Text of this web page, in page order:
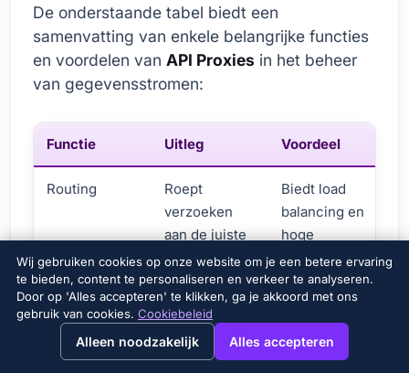
View this page in English?
De onderstaande tabel biedt een
samenvatting van enkele belangrijke functies
en voordelen van API Proxies in het beheer
van gegevensstromen:
Functie Uitleg Voordeel
Routing
Roept
verzoeken
aan de juiste
back-end
servers
Biedt load
balancing en
hoge
beschikbaarheid.
Transformatie
Convert
datatypes
Verhoogt client
compatibiliteit.
Wij gebruiken cookies op onze website om je een betere ervaring
te bieden, content te personaliseren en verkeer te analyseren.
Door op 'Alles accepteren' te klikken, ga je akkoord met ons
gebruik van cookies. Cookiebeleid
Alleen noodzakelijk Alles accepteren